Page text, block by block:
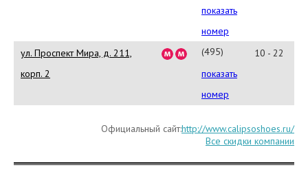
926-
58-
21
показать
номер
ул. Проспект Мира, д. 211,
корп. 2
(495)
665-
15-
показать
номер
10 - 22
Официальный сайт:http://www.calipsoshoes.ru/
Все скидки компании